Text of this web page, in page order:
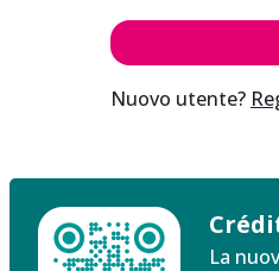
Nuovo utente?
La